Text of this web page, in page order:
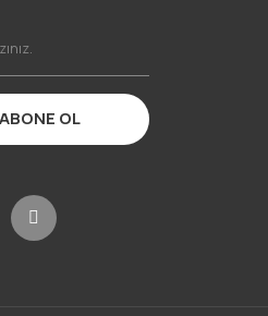
OL